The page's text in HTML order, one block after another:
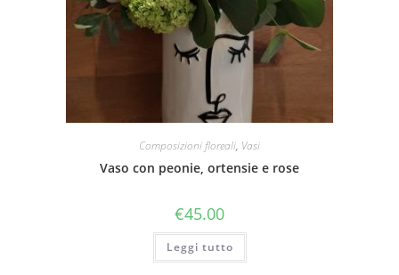
Composizioni floreali, Vasi
Vaso con peonie, ortensie e rose
€45.00
Leggi tutto